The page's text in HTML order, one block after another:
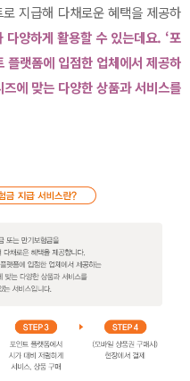
지급해 다채로운 혜택을 제공하
다양하게 활용할 수 있는데요. ‘포
플랫폼에 입점한 업체에서 제공하
에 맞는 다양한 상품과 서비스를